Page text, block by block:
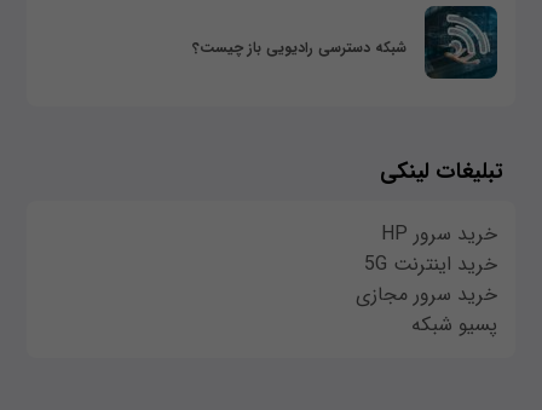
شبکه دسترسی رادیویی باز چیست؟
تبلیغات لینکی
خرید سرور HP
خرید اینترنت 5G
خرید سرور مجازی
پسیو شبکه